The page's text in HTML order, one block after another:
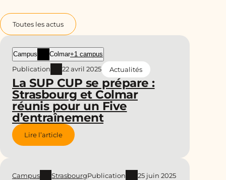
Toutes les actus
La SUP CUP se prépare :
Strasbourg et Colmar
réunis pour un Five
d’entraînement
Campus Colmar+1 campus
Publication 22 avril 2025 Actualités
Lire l’article
Campus StrasbourgPublication
25 juin 2025